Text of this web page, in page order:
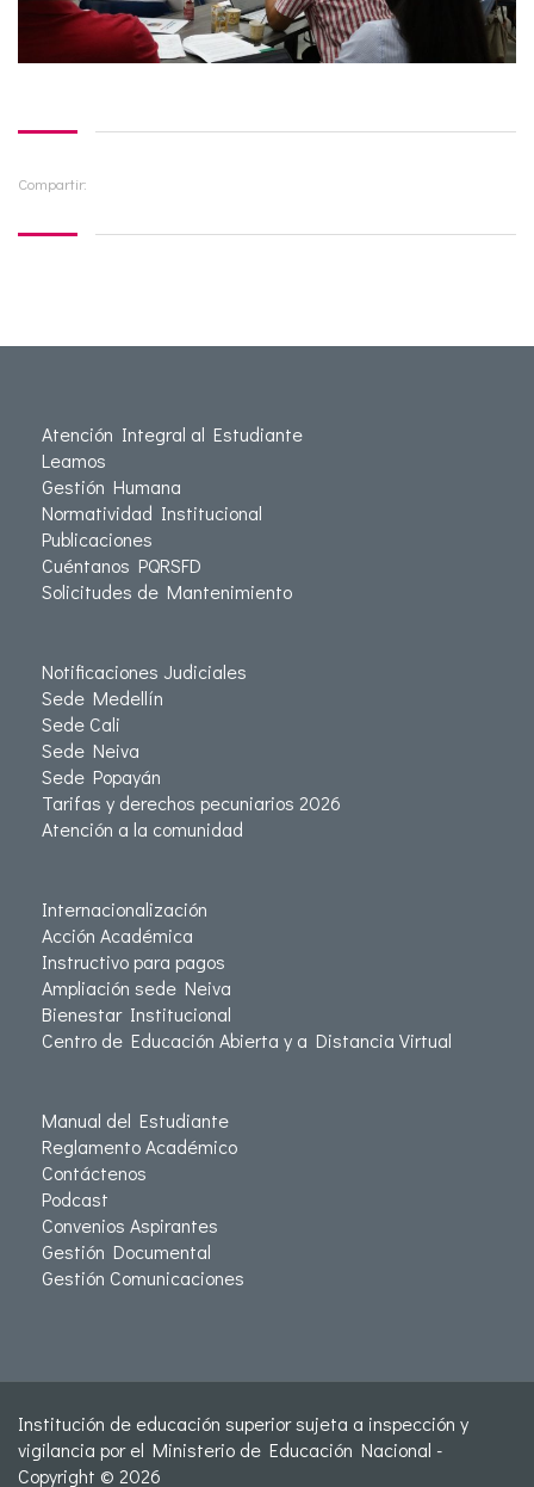
Compartir:
Atención Integral al Estudiante
Leamos
Gestión Humana
Normatividad Institucional
Publicaciones
Cuéntanos PQRSFD
Solicitudes de Mantenimiento
Notificaciones Judiciales
Sede Medellín
Sede Cali
Sede Neiva
Sede Popayán
Tarifas y derechos pecuniarios 2026
Atención a la comunidad
Internacionalización
Acción Académica
Instructivo para pagos
Ampliación sede Neiva
Bienestar Institucional
Centro de Educación Abierta y a Distancia Virtual
Manual del Estudiante
Reglamento Académico
Contáctenos
Podcast
Convenios Aspirantes
Gestión Documental
Gestión Comunicaciones
Institución de educación superior sujeta a inspección y
vigilancia por el Ministerio de Educación Nacional -
Copyright © 2026